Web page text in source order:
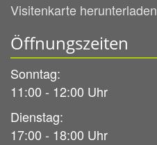
Visitenkarte herunterladen
Öffnungszeiten
Sonntag:
11:00 - 12:00 Uhr
Dienstag:
17:00 - 18:00 Uhr